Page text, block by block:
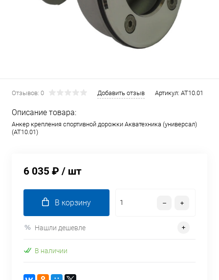
Отзывов: 0 Добавить отзыв Артикул: AT10.01
Описание товара:
Анкер крепления спортивной дорожки Акватехника (универсал)
(AT10.01)
6 035 ₽ / шт
В корзину
Нашли дешевле
В наличии